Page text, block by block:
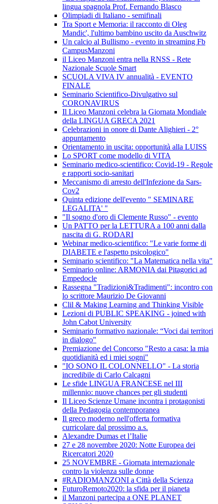
lingua spagnola Prof. Fernando Blasco
Olimpiadi di Italiano - semifinali
Tra Sport e Memoria: il racconto di Oleg
Mandic', l'ultimo bambino uscito da Auschwitz
Un calcio al Bullismo - evento in streaming Fb
CampusManzoni
il Liceo Manzoni entra nella RNSS - Rete
Nazionale Scuole Smart
SCUOLA VIVA IV annualità - EVENTO
FINALE
Seminario Scientifico-Divulgativo sul
CORONAVIRUS
Il Liceo Manzoni celebra la Giornata Mondiale
della LINGUA GRECA 2021
Celebrazioni in onore di Dante Alighieri - 2°
appuntamento
Orientamento in uscita: opportunità alla LUISS
Lo SPORT come modello di VITA
Seminario medico-scientifico: Covid-19 - Regole
e rapporti socio-sanitari
Meccanismo di arresto dell'Infezione da Sars-
Cov2
Quinta edizione dell'evento " SEMINARE
LEGALITA' "
"Il sogno d'oro di Clemente Russo" - evento
Un PATTO per la LETTURA a 100 anni dalla
nascita di G. RODARI
Webinar medico-scientifico: "Le varie forme di
DIABETE e l'aspetto psicologico"
Seminario scientifico: "La Matematica nella vita"
Seminario online: ARMONIA dai Pitagorici ad
Empedocle
Rassegna "Tradizioni&Tradimenti": incontro con
lo scrittore Maurizio De Giovanni
Clil & Making Learning and Thinking Visible
Lezioni di PUBLIC SPEAKING - joined with
John Cabot University
Seminario formativo nazionale: “Voci dai territori
in dialogo"
Premiazione del Concorso "Resto a casa: la mia
quotidianità ed i miei sogni"
"IO SONO IL COLONNELLO" - La storia
incredibile di Carlo Calcagni
Le sfide LINGUA FRANCESE nel III
millennio: nuove chances per gli studenti
Il Liceo Scienze Umane incontra i protagonisti
della Pedagogia contemporanea
Il greco moderno nell'offerta formativa
curricolare dal prossimo a.s.
Alexandre Dumas et l’Italie
27 e 28 novembre 2020: Notte Europea dei
Ricercatori 2020
25 NOVEMBRE - Giornata internazionale
contro la violenza sulle donne
#RADIOMANZONI a Città della Scienza
FuturoRemoto2020: la sfida per il pianeta
il Manzoni partecipa a ONE PLANET